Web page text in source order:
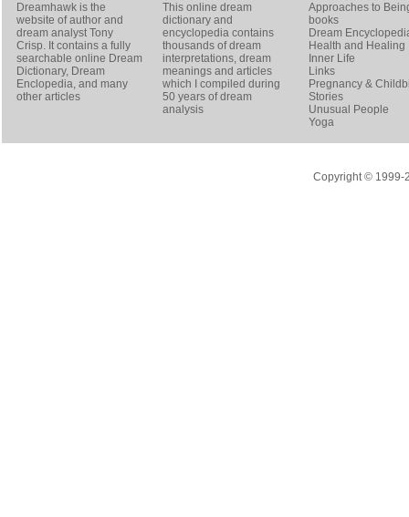
Dreamhawk is the
website of author and
dream analystTony
Crisp. It contains a fully
searchable online Dream
Dictionary, Dream
Enclopedia, and many
other articles
This online dream
dictionary and
encyclopedia contains
thousands of dream
interpretations, dream
meanings and articles
which I compiled during
50 years of dream
analysis
Approaches to
books
Dream
Health and Healing
Inner Life
Links
Pregnancy &
Stories
Unusual People
Yoga
Copyright © 1999-